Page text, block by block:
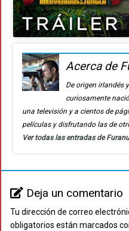
Acerca de
De origen irlandés
curiosamente
una televisión y a cientos de
películas y disfrutando las de
Ver todas las entradas de
Deja un comentario
Tu dirección de correo
obligatorios están marcados